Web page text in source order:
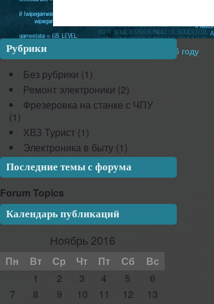
Рубрики
Без рубрики (1)
Ремонт электроники (2)
Фрезеровка на станке с ЧПУ
(1)
ХВЗ Турист (1)
Электроника в быту (1)
Последние темы с форума
Forum Topics
Календарь публикаций
Ноябрь 2016
Пн Вт Ср Чт Пт Сб
Вс
1
2 3 4 5
6
7
8 9 10 11 12
13
Основан в 2016 году